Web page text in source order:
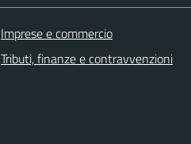
Imprese e commercio
Tributi, finanze e contravvenzioni